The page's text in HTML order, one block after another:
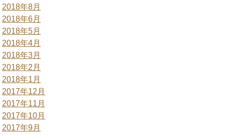
2018年8月
2018年6月
2018年5月
2018年4月
2018年3月
2018年2月
2018年1月
2017年12月
2017年11月
2017年10月
2017年9月